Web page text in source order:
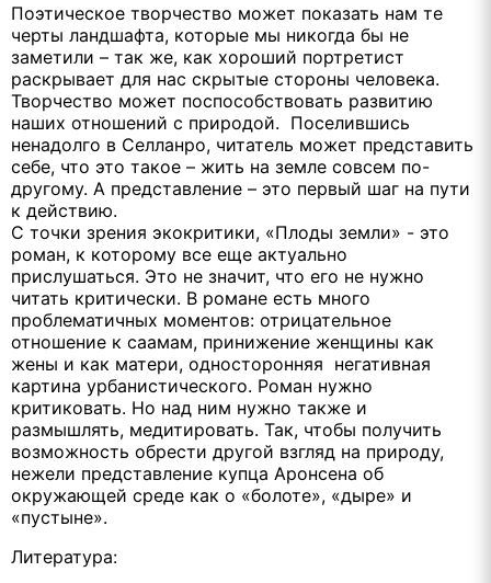
Поэтическое творчество может показать нам те
черты ландшафта, которые мы никогда бы не
заметили – так же, как хороший портретист
раскрывает для нас скрытые стороны человека.
Творчество может поспособствовать развитию
наших отношений с природой. Поселившись
ненадолго в Селланро, читатель может представить
себе, что это такое – жить на земле совсем по-
другому. А представление – это первый шаг на пути
к действию.
С точки зрения экокритики, «Плоды земли» - это
роман, к которому все еще актуально
прислушаться. Это не значит, что его не нужно
читать критически. В романе есть много
проблематичных моментов: отрицательное
отношение к саамам, принижение женщины как
жены и как матери, односторонняя негативная
картина урбанистического. Роман нужно
критиковать. Но над ним нужно также и
размышлять, медитировать. Так, чтобы получить
возможность обрести другой взгляд на природу,
нежели представление купца Аронсена об
окружающей среде как о «болоте», «дыре» и
«пустыне».
Литература: